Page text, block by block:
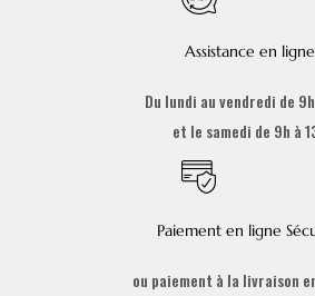
Assistance en ligne
Du lundi au vendredi de
et le samedi de 9h à
Paiement en ligne
ou paiement à la livraison